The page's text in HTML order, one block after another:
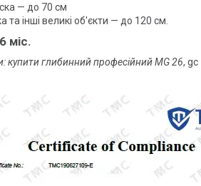
— до 70 см
та інші великі об'єкти — до 120 см.
міс.
купити глибинний професійний MG 26, gc